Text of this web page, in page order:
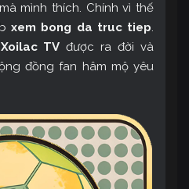
mình thích. Chính vì thế
xem bong da truc tiep.
Xoilac TV được ra đời và
đồng fan hâm mộ yêu